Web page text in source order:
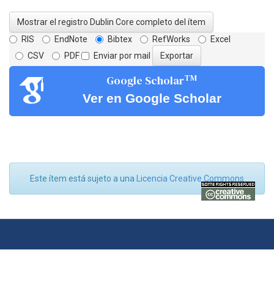
Mostrar el registro Dublin Core completo del ítem
RIS
EndNote Bibtex RefWorks
Excel
CSV
PDF Enviar por mail
Google ScholarTM
Ver en Google Scholar
Este ítem está sujeto a una Licencia Creative Commons